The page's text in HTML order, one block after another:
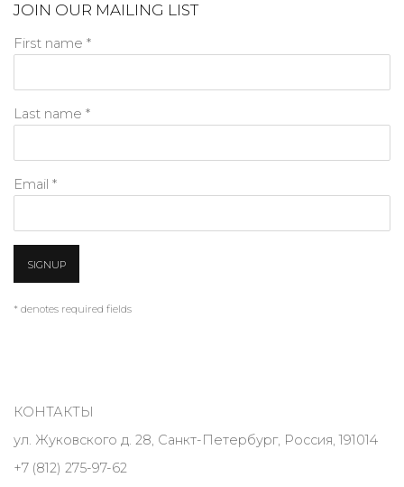
JOIN OUR MAILING LIST
First name *
Last name *
Email *
SIGNUP
* denotes required fields
КОНТАКТЫ
ул. Жуковского д. 28, Санкт-Петербург, Россия, 191014
+7 (812) 275-97-62